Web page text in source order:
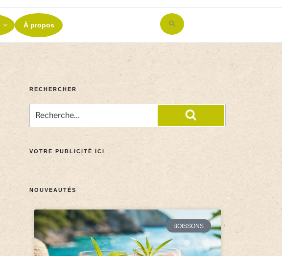
À propos
Search
for:
RECHERCHER
VOTRE PUBLICITÉ ICI
NOUVEAUTÉS
BOISSONS